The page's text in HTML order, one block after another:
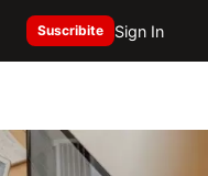
Suscribite Sign In